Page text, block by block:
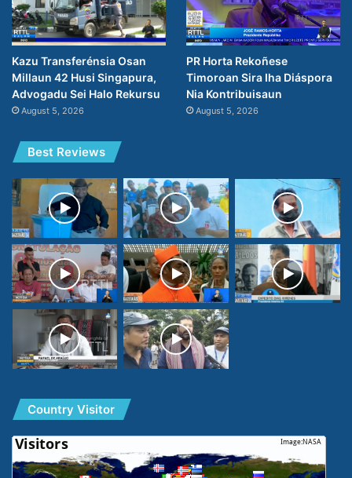
Kazu Transferénsia Osan
Millaun 42 Husi Singapura,
Advogadu Sei Halo Rekursu
August 5, 2026
PR Horta Rekoñese
Timoroan Sira Iha Diáspora
Nia Kontribuisaun
August 5, 2026
Best Reviews
Country Visitor